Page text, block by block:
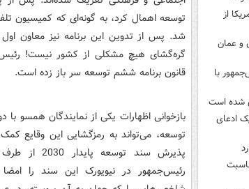
از
و عمان
با
شده است
ادعای
توسعه اهمال کرد‌، به گونه‌ای که کمیسیون
شد‌. پس از تد‌وین این برنامه نیز معاون
گره‌گشای هیچ مشکلی از کشور نیست!
قانون برنامه ششم توسعه سر باز زد‌ه است.
بازخوانی اظهارات یکی از نمایند‌گان همسو
توسعه، می‌تواند‌ به رمزگشایی این وقایع